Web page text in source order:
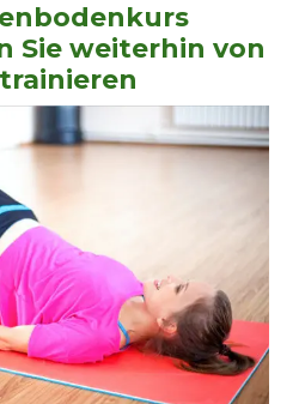
Sie weiterhin von